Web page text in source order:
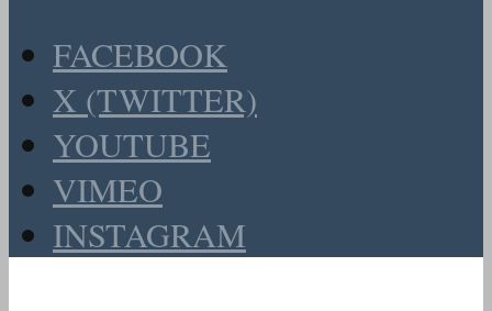
FACEBOOK
X (TWITTER)
YOUTUBE
VIMEO
INSTAGRAM